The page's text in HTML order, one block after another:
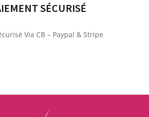
SÉCURISÉ
Via CB – Paypal & Stripe